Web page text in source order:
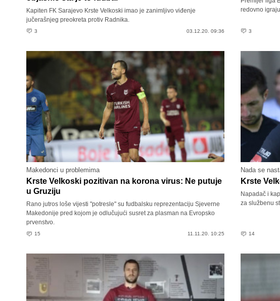
Kapiten FK Sarajevo Krste Velkoski imao je zanimljivo viđenje
jučerašnjeg preokreta protiv Radnika.
3 03.12.20. 09:36
redovno
3
Makedonci u problemima
Krste Velkoski pozitivan na korona virus: Ne putuje
u Gruziju
Rano jutros loše vijesti "potresle" su fudbalsku reprezentaciju Sjeverne
Makedonije pred kojom je odlučujući susret za plasman na Evropsko
prvenstvo.
15 11.11.20. 10:25
Nada se
Krste
Napadač i
za službenu
14